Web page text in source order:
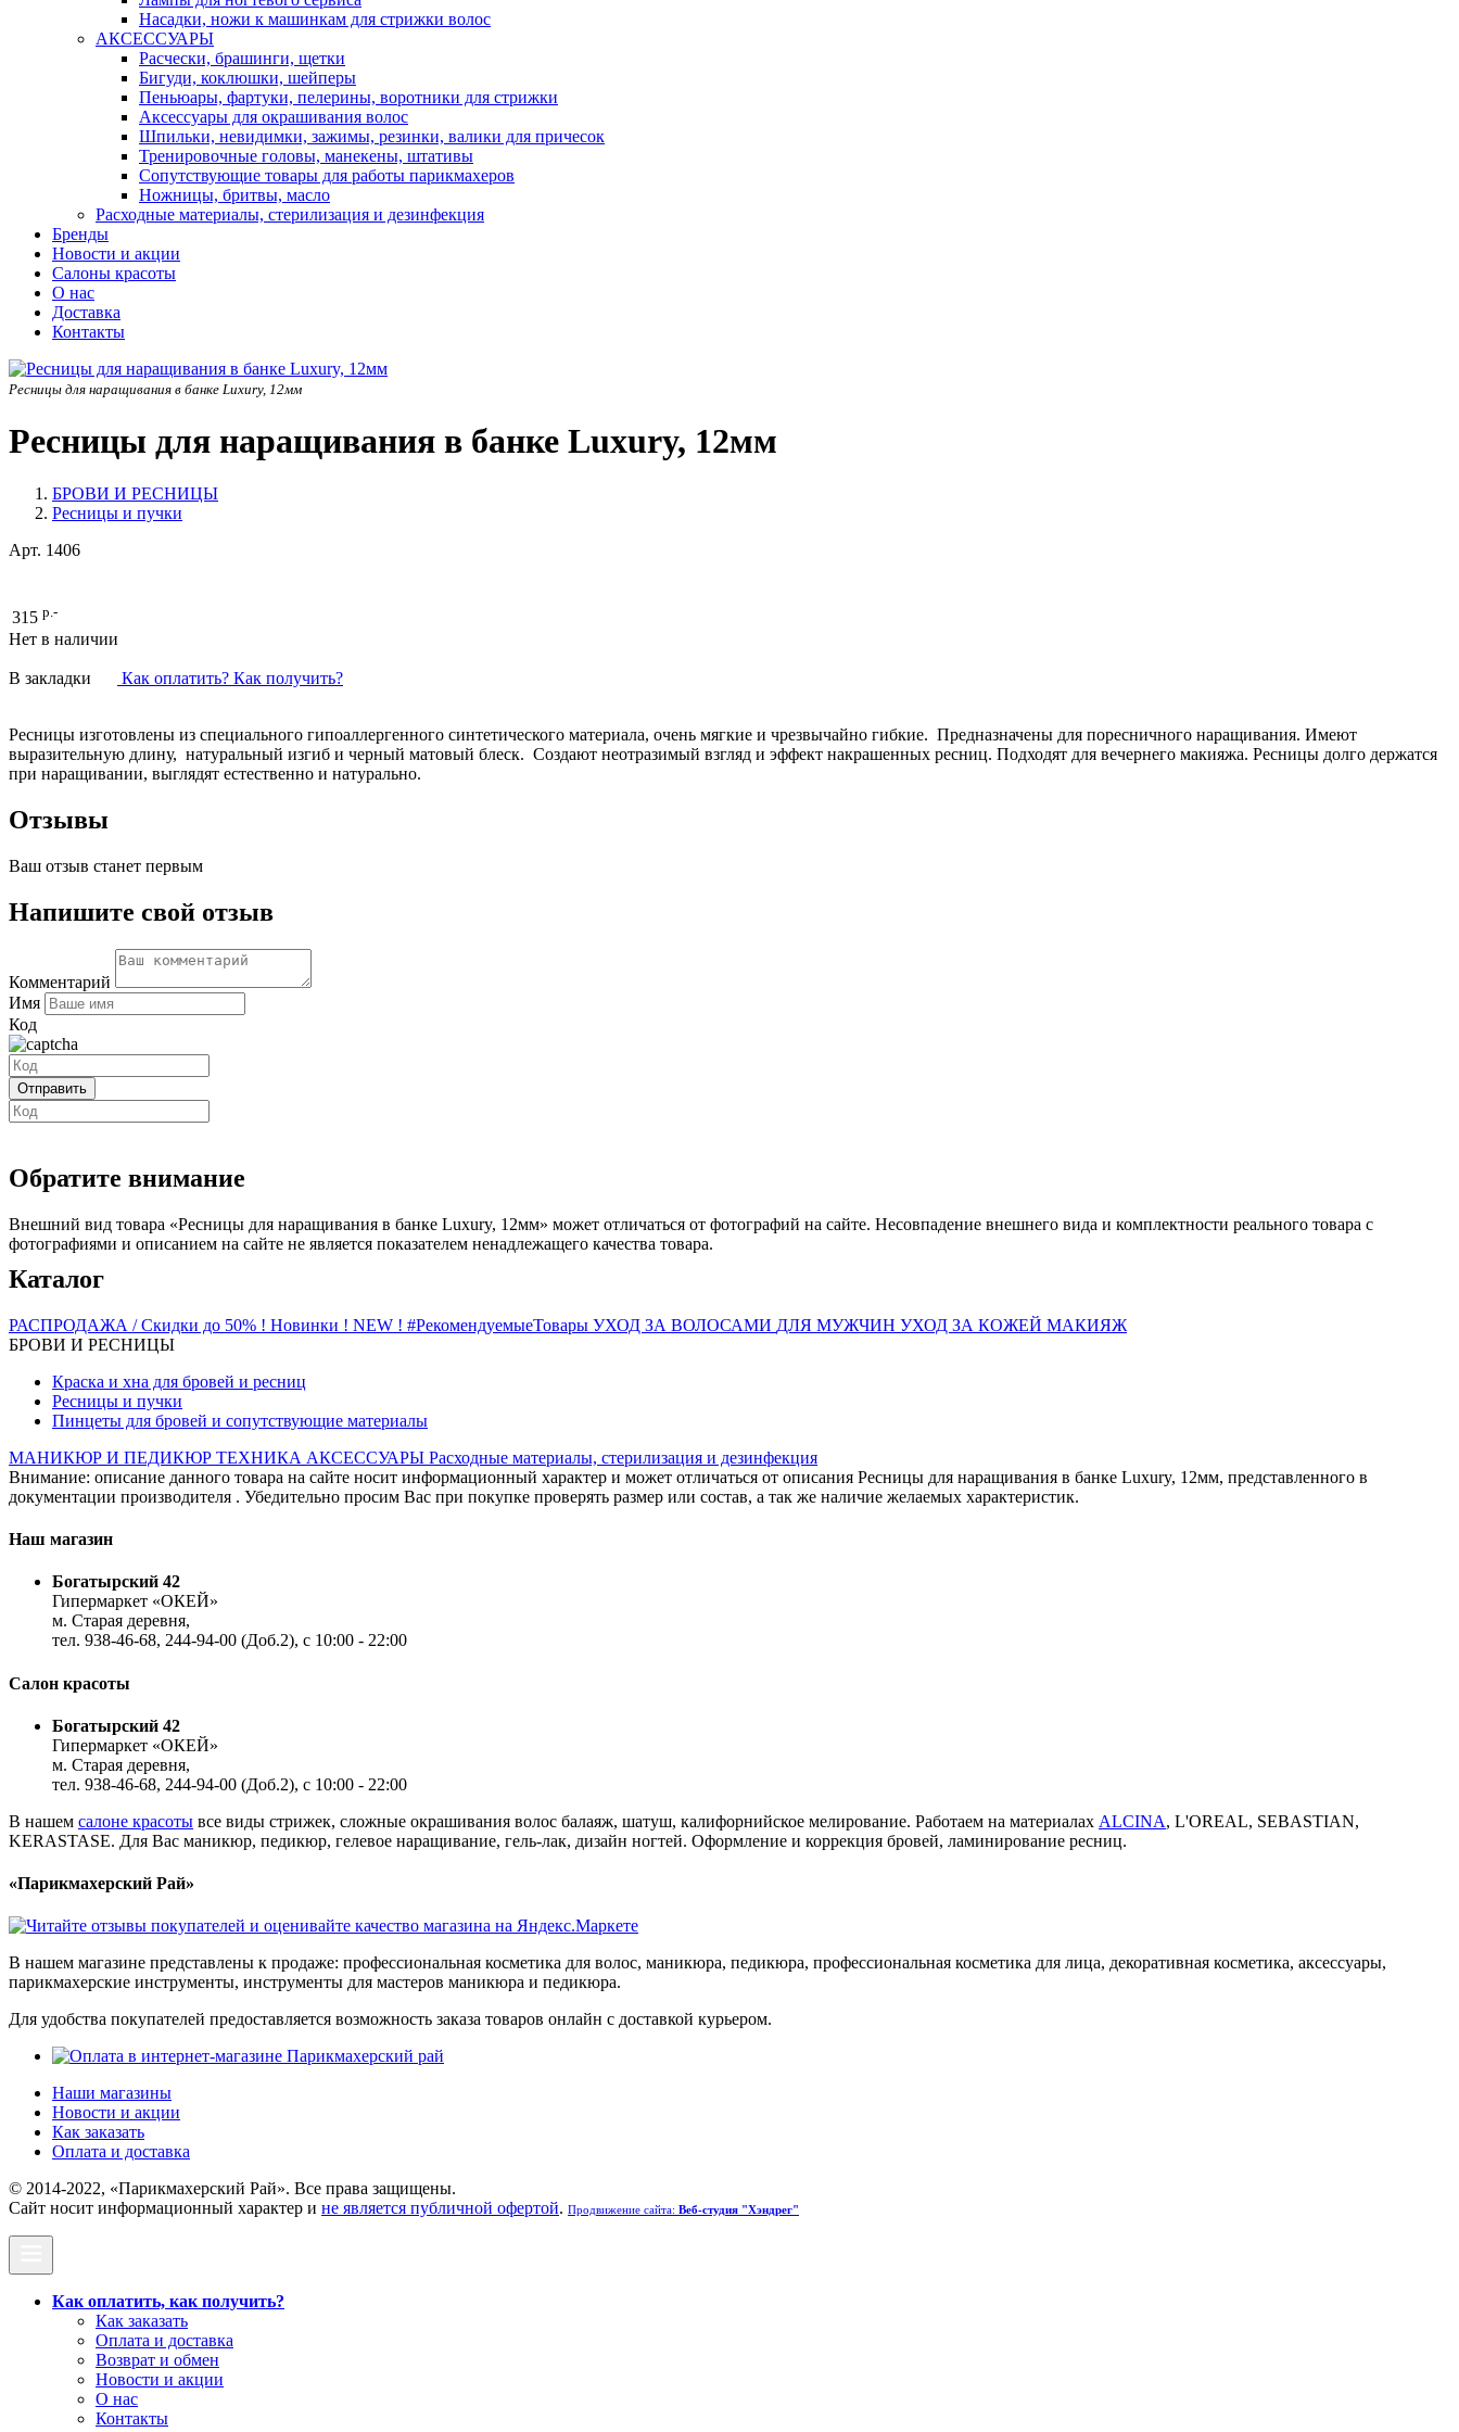
Насадки, ножи к машинкам для стрижки волос
АКСЕССУАРЫ
Расчески, брашинги, щетки
Бигуди, коклюшки, шейперы
Пеньюары, фартуки, пелерины, воротники для стрижки
Аксессуары для окрашивания волос
Шпильки, невидимки, зажимы, резинки, валики для причесок
Тренировочные головы, манекены, штативы
Сопутствующие товары для работы парикмахеров
Ножницы, бритвы, масло
Расходные материалы, стерилизация и дезинфекция
Бренды
Новости и акции
Салоны красоты
О нас
Доставка
Контакты
Ресницы для наращивания в банке Luxury, 12мм
Ресницы для наращивания в банке Luxury, 12мм
БРОВИ И РЕСНИЦЫ
Ресницы и пучки
Арт. 1406
315 р.-
Нет в наличии
В закладки Как оплатить? Как получить?
Ресницы изготовлены из специального гипоаллергенного синтетического материала, очень мягкие и чрезвычайно гибкие. Предназначены для поресничного наращивания. Имеют
выразительную длину, натуральный изгиб и черный матовый блеск. Создают неотразимый взгляд и эффект накрашенных ресниц. Подходят для вечернего макияжа. Ресницы долго держатся
при наращивании, выглядят естественно и натурально.
Отзывы
Ваш отзыв станет первым
Напишите свой отзыв
Комментарий
Имя
Код
Обратите внимание
Внешний вид товара «Ресницы для наращивания в банке Luxury, 12мм» может отличаться от фотографий на сайте. Несовпадение внешнего вида и комплектности реального товара с
фотографиями и описанием на сайте не является показателем ненадлежащего качества товара.
Каталог
РАСПРОДАЖА / Скидки до 50% ! Новинки ! NEW ! #РекомендуемыеТовары УХОД ЗА ВОЛОСАМИ ДЛЯ МУЖЧИН УХОД ЗА КОЖЕЙ МАКИЯЖ
БРОВИ И РЕСНИЦЫ
Краска и хна для бровей и ресниц
Ресницы и пучки
Пинцеты для бровей и сопутствующие материалы
МАНИКЮР И ПЕДИКЮР ТЕХНИКА АКСЕССУАРЫ Расходные материалы, стерилизация и дезинфекция
Внимание: описание данного товара на сайте носит информационный характер и может отличаться от описания Ресницы для наращивания в банке Luxury, 12мм, представленного в
документации производителя . Убедительно просим Вас при покупке проверять размер или состав, а так же наличие желаемых характеристик.
Наш магазин
Богатырский 42
Гипермаркет «ОКЕЙ»
м. Старая деревня,
тел. 938-46-68, 244-94-00 (Доб.2), c 10:00 - 22:00
Салон красоты
Богатырский 42
Гипермаркет «ОКЕЙ»
м. Старая деревня,
тел. 938-46-68, 244-94-00 (Доб.2), c 10:00 - 22:00
В нашем салоне красоты все виды стрижек, сложные окрашивания волос балаяж, шатуш, калифорнийское мелирование. Работаем на материалах ALCINA, L'OREAL, SEBASTIAN,
KERASTASE. Для Вас маникюр, педикюр, гелевое наращивание, гель-лак, дизайн ногтей. Оформление и коррекция бровей, ламинирование ресниц.
«Парикмахерский Рай»
В нашем магазине представлены к продаже: профессиональная косметика для волос, маникюра, педикюра, профессиональная косметика для лица, декоративная косметика, аксессуары,
парикмахерские инструменты, инструменты для мастеров маникюра и педикюра.
Для удобства покупателей предоставляется возможность заказа товаров онлайн с доставкой курьером.
Наши магазины
Новости и акции
Как заказать
Оплата и доставка
© 2014-2022, «Парикмахерский Рай». Все права защищены.
Cайт носит информационный характер и не является публичной офертой. Продвижение сайта: Веб-студия "Хэндрег"
Как оплатить, как получить?
Как заказать
Оплата и доставка
Возврат и обмен
Новости и акции
О нас
Контакты